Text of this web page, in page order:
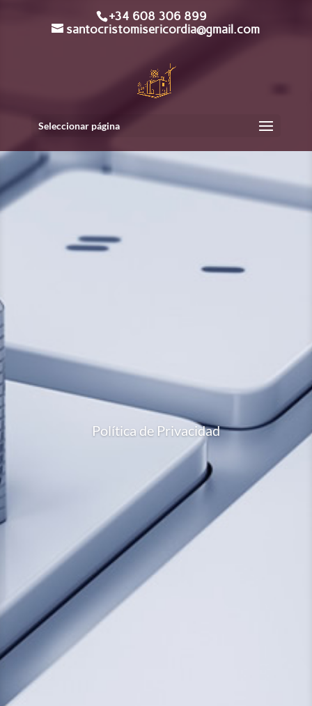
+34 608 306 899
santocristomisericordia@gmail.com
Seleccionar página
Política de Privacidad